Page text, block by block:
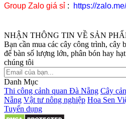
Group Zalo giá sỉ : https://
NHẬN THÔNG TIN VỀ SẢN
Bạn cần mua các cây công trình, cây
để bàn số lượng lớn, phân bón hay
chúng tôi
Danh Mục
Thi công cảnh quan Đà Nẵng Cây
Nẵng Vật tư nông nghiệp Hoa Sen
Tuyển dụng